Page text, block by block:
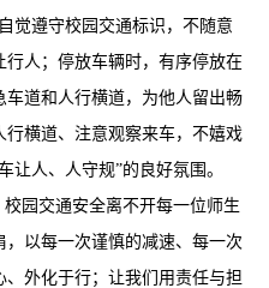
觉遵守校园交通标识，不随意
人；停放车辆时，有序停放在
道和人行横道，为他人留出畅
横道、注意观察来车，不嬉戏
让人、人守规”的良好氛围。
园交通安全离不开每一位师生
以每一次谨慎的减速、每一次
外化于行；让我们用责任与担